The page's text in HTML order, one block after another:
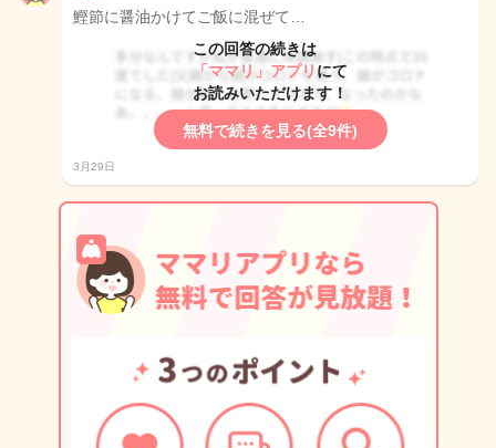
鰹節に醤油かけてご飯に混ぜて…
この回答の続きは
「ママリ」アプリ にて
お読みいただけます！
無料で続きを見る(全9件)
3月29日